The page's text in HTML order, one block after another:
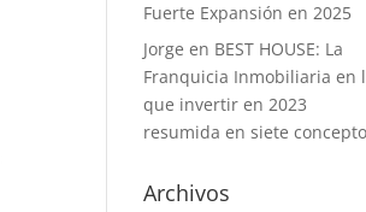
Fuerte Expansión en 2025
Jorge en BEST HOUSE: La
Franquicia Inmobiliaria en
que invertir en 2023
resumida en siete
Archivos